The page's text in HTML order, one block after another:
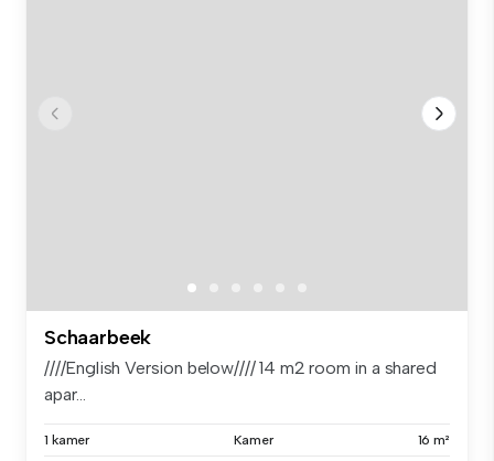
Schaarbeek
////English Version below//// 14 m2 room in a shared
apar...
1 kamer Kamer 16 m²